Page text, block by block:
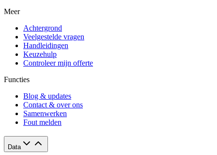
Meer
Achtergrond
Veelgestelde vragen
Handleidingen
Keuzehulp
Controleer mijn offerte
Functies
Blog & updates
Contact & over ons
Samenwerken
Fout melden
Data